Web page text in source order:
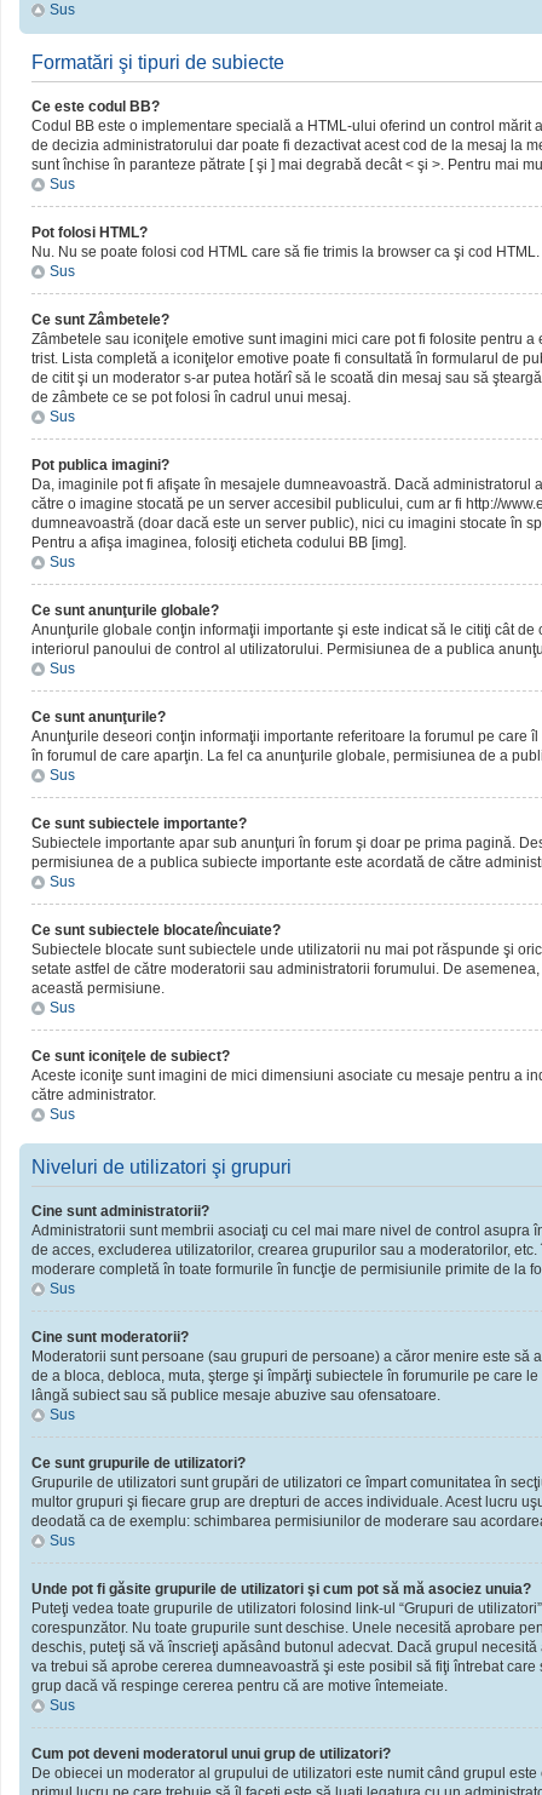
Sus
Formatări şi tipuri de subiecte
Ce este codul BB?
Codul BB este o implementare specială a HTML-ului oferind un control
de decizia administratorului dar poate fi dezactivat acest cod de la mesaj la
sunt închise în paranteze pătrate [ şi ] mai degrabă decât < şi >. Pentru mai
Sus
Pot folosi HTML?
Nu. Nu se poate folosi cod HTML care să fie trimis la browser ca şi cod
Sus
Ce sunt Zâmbetele?
Zâmbetele sau iconiţele emotive sunt imagini mici care pot fi folosite pentru
trist. Lista completă a iconiţelor emotive poate fi consultată în formularul de
de citit şi un moderator s-ar putea hotărî să le scoată din mesaj sau să
de zâmbete ce se pot folosi în cadrul unui mesaj.
Sus
Pot publica imagini?
Da, imaginile pot fi afişate în mesajele dumneavoastră. Dacă
către o imagine stocată pe un server accesibil publicului, cum ar fi http://
dumneavoastră (doar dacă este un server public), nici cu imagini stocate în
Pentru a afişa imaginea, folosiţi eticheta codului BB [img].
Sus
Ce sunt anunţurile globale?
Anunţurile globale conţin informaţii importante şi este indicat să le citiţi cât
interiorul panoului de control al utilizatorului. Permisiunea de a publica
Sus
Ce sunt anunţurile?
Anunţurile deseori conţin informaţii importante referitoare la forumul pe care
în forumul de care aparţin. La fel ca anunţurile globale, permisiunea de a
Sus
Ce sunt subiectele importante?
Subiectele importante apar sub anunţuri în forum şi doar pe prima pagină.
permisiunea de a publica subiecte importante este acordată de către
Sus
Ce sunt subiectele blocate/încuiate?
Subiectele blocate sunt subiectele unde utilizatorii nu mai pot răspunde şi
setate astfel de către moderatorii sau administratorii forumului. De
această permisiune.
Sus
Ce sunt iconiţele de subiect?
Aceste iconiţe sunt imagini de mici dimensiuni asociate cu mesaje pentru a
către administrator.
Sus
Niveluri de utilizatori şi grupuri
Cine sunt administratorii?
Administratorii sunt membrii asociaţi cu cel mai mare nivel de control
de acces, excluderea utilizatorilor, crearea grupurilor sau a moderatorilor,
moderare completă în toate formurile în funcţie de permisiunile primite de la
Sus
Cine sunt moderatorii?
Moderatorii sunt persoane (sau grupuri de persoane) a căror menire este
de a bloca, debloca, muta, şterge şi împărţi subiectele în forumurile pe care
lângă subiect sau să publice mesaje abuzive sau ofensatoare.
Sus
Ce sunt grupurile de utilizatori?
Grupurile de utilizatori sunt grupări de utilizatori ce împart comunitatea în
multor grupuri şi fiecare grup are drepturi de acces individuale. Acest lucru
deodată ca de exemplu: schimbarea permisiunilor de moderare sau
Sus
Unde pot fi găsite grupurile de utilizatori şi cum pot să mă asociez unuia?
Puteţi vedea toate grupurile de utilizatori folosind link-ul “Grupuri de
corespunzător. Nu toate grupurile sunt deschise. Unele necesită aprobare
deschis, puteţi să vă înscrieţi apăsând butonul adecvat. Dacă grupul
va trebui să aprobe cererea dumneavoastră şi este posibil să fiţi întrebat
grup dacă vă respinge cererea pentru că are motive întemeiate.
Sus
Cum pot deveni moderatorul unui grup de utilizatori?
De obiecei un moderator al grupului de utilizatori este numit când grupul